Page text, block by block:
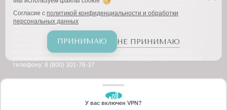
услугах, ценах и спецпредложениях, пожалуйста, обратитесь в
клинику "Подружки".
Уважаемые клиенты! В настоящее время на сайте ведутся
технические работы по приведению наименований услуг в
соответствие с требованиями Федерального закона № 168-ФЗ.
Приносим извинения за возможное наличие иноязычных
обозначений — они будут заменены в ближайшее время. Для
телефону: 8 (800) 301-76-37
ЗАБЕРИТЕ СКИДКУ
ЗАБЕРИТЕ СКИДКУ
Согласие с политикой конфиденциальности и обработки
персональных данных
ПРИНИМАЮ НЕ ПРИНИМАЮ
У вас включен VPN?